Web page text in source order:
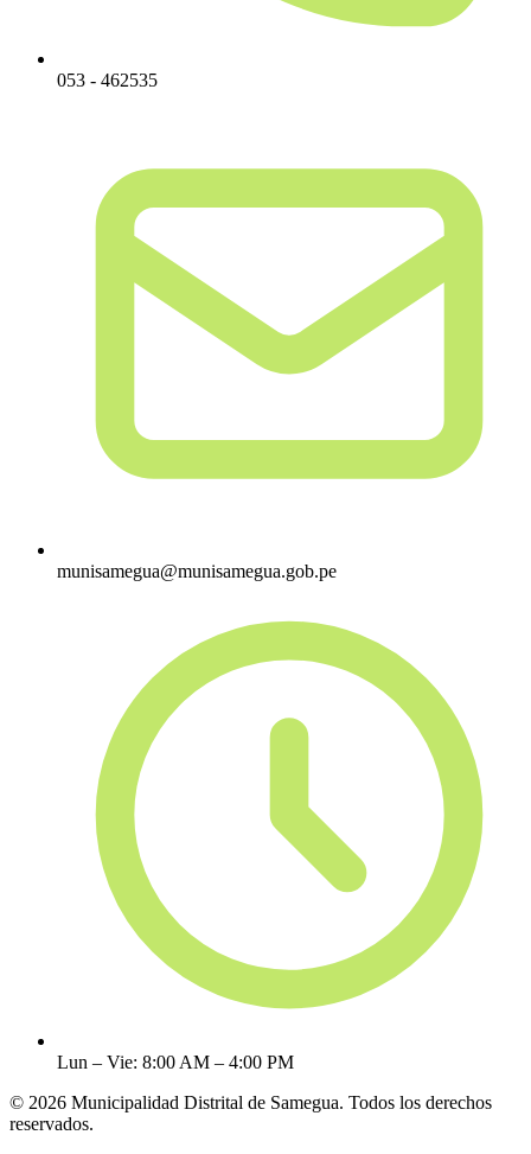
053 - 462535
munisamegua@munisamegua.gob.pe
Lun – Vie: 8:00 AM – 4:00 PM
© 2026 Municipalidad Distrital de Samegua. Todos los derechos
reservados.